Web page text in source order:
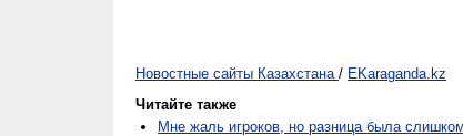
Новостные сайты Казахстана / EKaraganda.kz
Читайте также
Мне жаль игроков, но разница была